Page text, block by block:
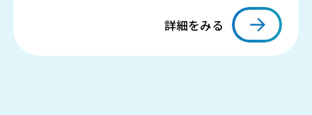
詳細をみる